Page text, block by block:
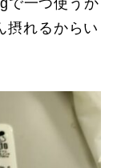
摂れるからい